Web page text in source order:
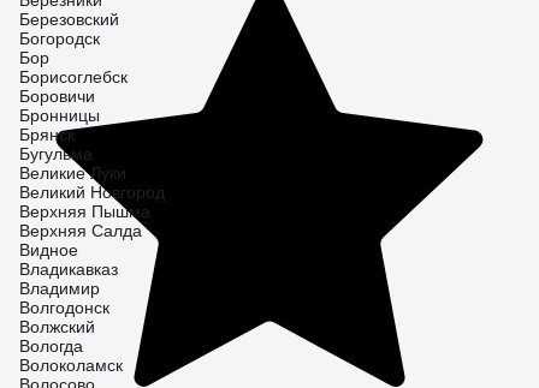
Березовский
Богородск
Бор
Борисоглебск
Боровичи
Бронницы
Брянск
Бугульма
Великие Луки
Великий Новгород
Верхняя Пышма
Верхняя Салда
Видное
Владикавказ
Владимир
Волгодонск
Волжский
Вологда
Волоколамск